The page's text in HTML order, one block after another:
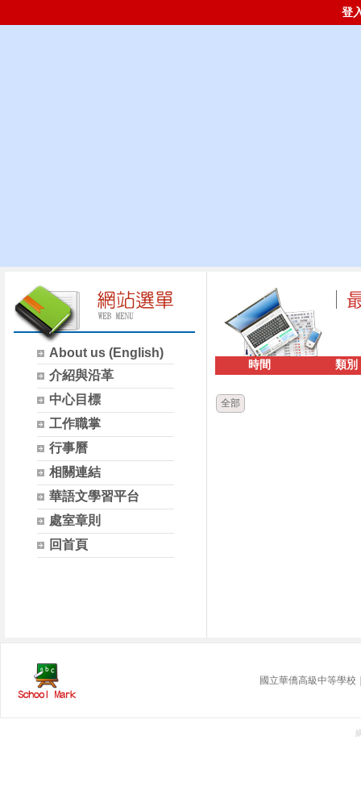
登
About us (English)
介紹與沿革
中心目標
工作職掌
行事曆
相關連結
華語文學習平台
處室章則
回首頁
時間 類別
全部
國立華僑高級中等學